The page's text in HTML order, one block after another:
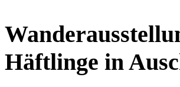
Häftlinge in